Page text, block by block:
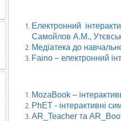
Електронний
Самойлов А.М.,
Медіатека до
Faino – електронний
MozaBook –
PhET - інтерактивні
AR_Teacher та